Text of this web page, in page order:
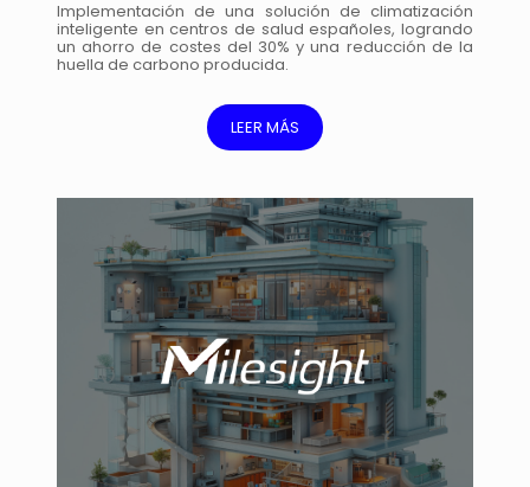
Implementación de una solución de climatización
inteligente en centros de salud españoles, logrando
un ahorro de costes del 30% y una reducción de la
huella de carbono producida.
LEER MÁS